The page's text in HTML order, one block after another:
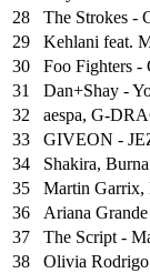
28
The Strokes -
29
Kehlani feat.
30
Foo Fighters -
31
Dan+Shay -
32
aespa, G-
33
GIVEON -
34
Shakira,
35
Martin Garrix,
36
Ariana
37
The Script -
38
Olivia